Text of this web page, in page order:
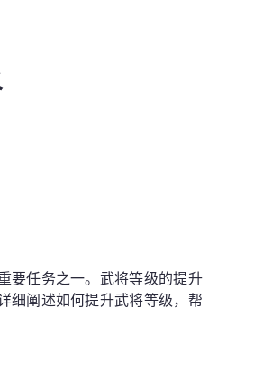
要任务之一。武将等级的提升
细阐述如何提升武将等级，帮